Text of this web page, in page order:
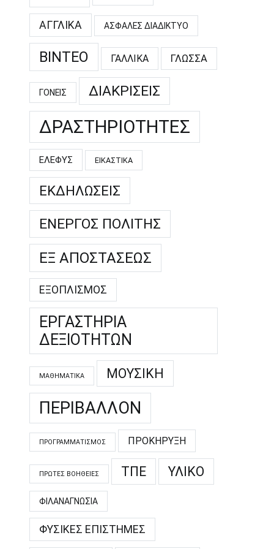
ΑΓΓΛΙΚΆ ΑΣΦΑΛΈΣ ΔΙΑΔΊΚΤΥΟ
ΒΊΝΤΕΟ ΓΑΛΛΙΚΆ ΓΛΏΣΣΑ
ΓΟΝΕΊΣ ΔΙΑΚΡΊΣΕΙΣ
ΔΡΑΣΤΗΡΙΌΤΗΤΕΣ
ΕΛΕΦΥΣ ΕΙΚΑΣΤΙΚΆ
ΕΚΔΗΛΏΣΕΙΣ
ΕΝΕΡΓΌΣ ΠΟΛΊΤΗΣ
ΕΞ ΑΠΟΣΤΆΣΕΩΣ
ΕΞΟΠΛΙΣΜΌΣ
ΕΡΓΑΣΤΉΡΙΑ
ΔΕΞΙΟΤΉΤΩΝ
ΜΑΘΗΜΑΤΙΚΆ ΜΟΥΣΙΚΉ
ΠΕΡΙΒΆΛΛΟΝ
ΠΡΟΓΡΑΜΜΑΤΙΣΜΌΣ ΠΡΟΚΉΡΥΞΗ
ΠΡΏΤΕΣ ΒΟΉΘΕΙΕΣ ΤΠΕ ΥΛΙΚΌ
ΦΙΛΑΝΑΓΝΩΣΊΑ
ΦΥΣΙΚΈΣ ΕΠΙΣΤΉΜΕΣ